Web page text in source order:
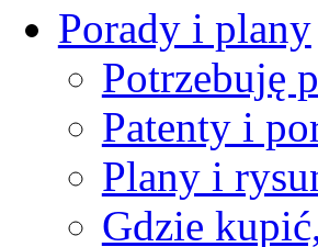
Porady i plany
Potrzebuję
Patenty i
Plany i
Gdzie